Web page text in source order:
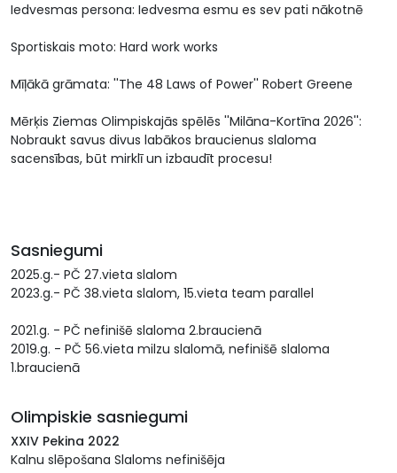
Iedvesmas persona: Iedvesma esmu es sev pati nākotnē
Sportiskais moto: Hard work works
Mīļākā grāmata: ''The 48 Laws of Power'' Robert Greene
Mērķis Ziemas Olimpiskajās spēlēs ''Milāna-Kortīna 2026'':
Nobraukt savus divus labākos braucienus slaloma
sacensības, būt mirklī un izbaudīt procesu!
Sasniegumi
2025.g.- PČ 27.vieta slalom
2023.g.- PČ 38.vieta slalom, 15.vieta team parallel
2021.g. - PČ nefinišē slaloma 2.braucienā
2019.g. - PČ 56.vieta milzu slalomā, nefinišē slaloma
1.braucienā
Olimpiskie sasniegumi
XXIV Pekina 2022
Kalnu slēpošana Slaloms nefinišēja